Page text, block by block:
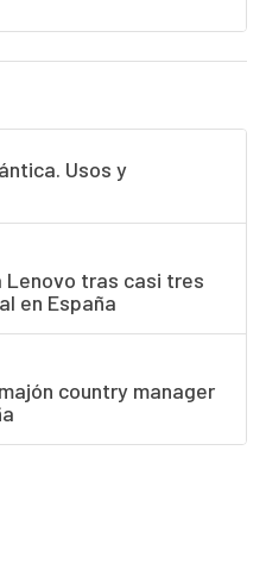
Usos y
Lenovo tras casi tres
en España
country manager